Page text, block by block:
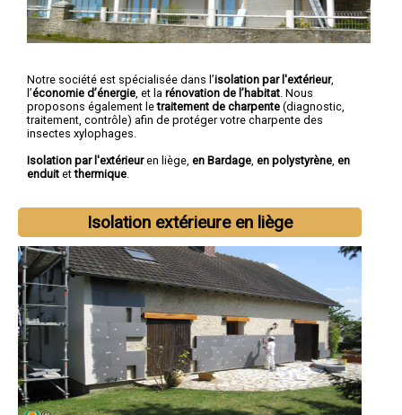
Notre société est spécialisée dans l’isolation par l'extérieur,
l’économie d’énergie, et la rénovation de l’habitat. Nous
proposons également letraitement de charpente (diagnostic,
traitement, contrôle) afin de protéger votre charpente des
insectes xylophages.
Isolation par l'extérieuren liège, en Bardage, en polystyrène, en
enduit etthermique.
Isolation extérieure en liège